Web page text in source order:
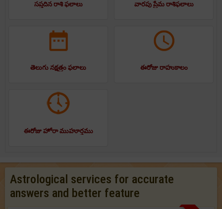
సప్తదిన రాశి ఫలాలు వారపు ప్రేమ రాశిఫలాలు
తెలుగు నక్షత్రం ఫలాలు ఈరోజు రాహుకాలం
ఈరోజు హోరా ముహూర్తము
Astrological services for accurate
answers and better feature